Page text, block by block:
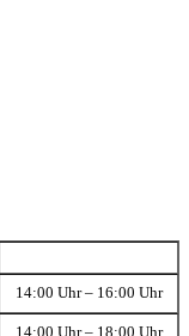
14:00 Uhr – 16:00 Uhr